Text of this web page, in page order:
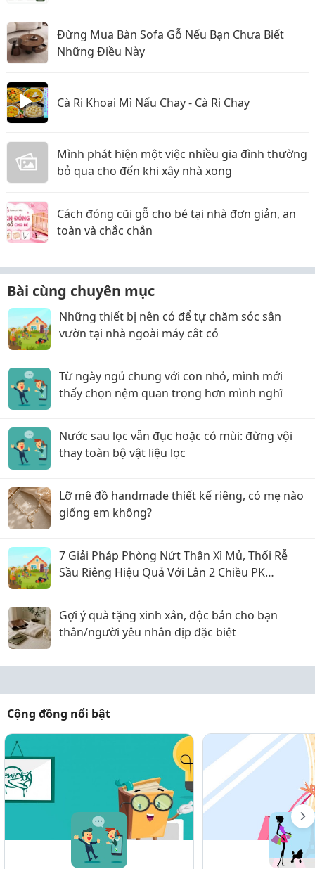
Đừng Mua Bàn Sofa Gỗ Nếu Bạn Chưa Biết
Những Điều Này
Cà Ri Khoai Mì Nấu Chay - Cà Ri Chay
Mình phát hiện một việc nhiều gia đình thường
bỏ qua cho đến khi xây nhà xong
Cách đóng cũi gỗ cho bé tại nhà đơn giản, an
toàn và chắc chắn
Bài cùng chuyên mục
Những thiết bị nên có để tự chăm sóc sân
vườn tại nhà ngoài máy cắt cỏ
Từ ngày ngủ chung với con nhỏ, mình mới
thấy chọn nệm quan trọng hơn mình nghĩ
Nước sau lọc vẫn đục hoặc có mùi: đừng vội
thay toàn bộ vật liệu lọc
Lỡ mê đồ handmade thiết kế riêng, có mẹ nào
giống em không?
7 Giải Pháp Phòng Nứt Thân Xì Mủ, Thối Rễ
Sầu Riêng Hiệu Quả Với Lân 2 Chiều PK
Gợi ý quà tặng xinh xắn, độc bản cho bạn
thân/người yêu nhân dịp đặc biệt
Cộng đồng nổi bật